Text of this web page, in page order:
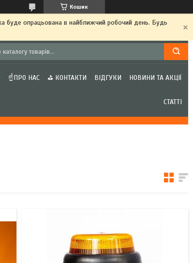
Кошик
буде опрацьована в найближчий робочий день. Будь
☝ПРО НАС ⛳ КОНТАКТИ ВІДГУКИ НОВИНИ ТА АКЦІЇ
СТАТТІ